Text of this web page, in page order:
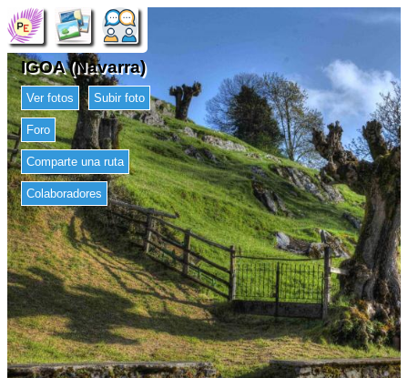
IGOA (Navarra)
Ver fotos Subir foto
Foro
Comparte una ruta
Colaboradores